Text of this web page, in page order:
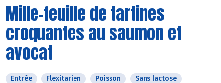
Mille-feuille de tartines
croquantes au saumon et
avocat
Entrée Flexitarien Poisson
Sans lactose